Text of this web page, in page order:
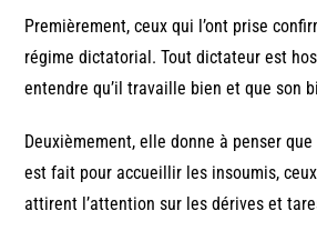
Premièrement, ceux qui l’ont prise
régime dictatorial. Tout dictateur est
entendre qu’il travaille bien et que son
Deuxièmement, elle donne à penser
est fait pour accueillir les insoumis,
attirent l’attention sur les dérives et